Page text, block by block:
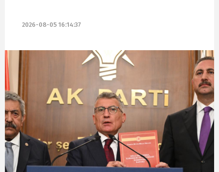
2026-08-05 16:14:37